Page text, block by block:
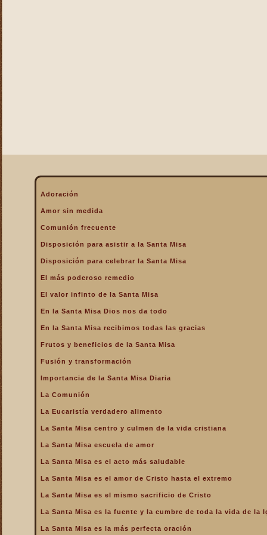
Encarnación
La Eucaristía y la Pasión
La Santa Misa a la hora de
La Santa Misa alcanza el
mayor mérito
La Santa Misa aumenta la
gloria a todos los santos
culmen de la vida cristiana
La Santa Misa centro y raíz
más saludable
La Santa Misa es el amor
compendio de todo lo
bueno que hay en la Iglesia
La Santa Misa es el mismo
y la cumbre de toda la vida
Adoración
Amor sin medida
Comunión frecuente
Disposición para asistir a la Santa Misa
Disposición para celebrar la Santa Misa
El más poderoso remedio
El valor infinto de la Santa Misa
En la Santa Misa Dios nos da todo
En la Santa Misa recibimos todas las gracias
Frutos y beneficios de la Santa Misa
Fusión y transformación
Importancia de la Santa Misa Diaria
La Comunión
La Eucaristía verdadero alimento
La Santa Misa centro y culmen de la vida cristiana
La Santa Misa escuela de amor
La Santa Misa es el acto más saludable
La Santa Misa es el amor de Cristo hasta el extremo
La Santa Misa es el mismo sacrificio de Cristo
La Santa Misa es la fuente y la cumbre de toda la vida de la
La Santa Misa es la más perfecta oración